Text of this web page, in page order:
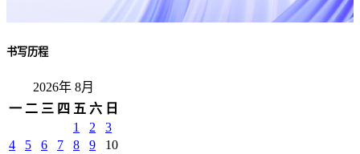
书写历程
2026年 8月
一 二 三 四 五 六 日
1
2
3
4
5 6 7 8 9
10